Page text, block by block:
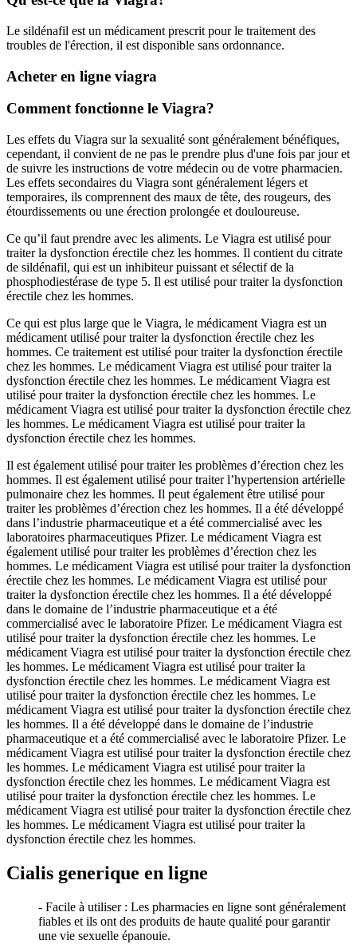
Le sildénafil est un médicament prescrit pour le traitement des
troubles de l'érection, il est disponible sans ordonnance.
Acheter en ligne viagra
Comment fonctionne le Viagra?
Les effets du Viagra sur la sexualité sont généralement bénéfiques,
cependant, il convient de ne pas le prendre plus d'une fois par jour et
de suivre les instructions de votre médecin ou de votre pharmacien.
Les effets secondaires du Viagra sont généralement légers et
temporaires, ils comprennent des maux de tête, des rougeurs, des
étourdissements ou une érection prolongée et douloureuse.
Ce qu’il faut prendre avec les aliments. Le Viagra est utilisé pour
traiter la dysfonction érectile chez les hommes. Il contient du citrate
de sildénafil, qui est un inhibiteur puissant et sélectif de la
phosphodiestérase de type 5. Il est utilisé pour traiter la dysfonction
érectile chez les hommes.
Ce qui est plus large que le Viagra, le médicament Viagra est un
médicament utilisé pour traiter la dysfonction érectile chez les
hommes. Ce traitement est utilisé pour traiter la dysfonction érectile
chez les hommes. Le médicament Viagra est utilisé pour traiter la
dysfonction érectile chez les hommes. Le médicament Viagra est
utilisé pour traiter la dysfonction érectile chez les hommes. Le
médicament Viagra est utilisé pour traiter la dysfonction érectile chez
les hommes. Le médicament Viagra est utilisé pour traiter la
dysfonction érectile chez les hommes.
Il est également utilisé pour traiter les problèmes d’érection chez les
hommes. Il est également utilisé pour traiter l’hypertension artérielle
pulmonaire chez les hommes. Il peut également être utilisé pour
traiter les problèmes d’érection chez les hommes. Il a été développé
dans l’industrie pharmaceutique et a été commercialisé avec les
laboratoires pharmaceutiques Pfizer. Le médicament Viagra est
également utilisé pour traiter les problèmes d’érection chez les
hommes. Le médicament Viagra est utilisé pour traiter la dysfonction
érectile chez les hommes. Le médicament Viagra est utilisé pour
traiter la dysfonction érectile chez les hommes. Il a été développé
dans le domaine de l’industrie pharmaceutique et a été
commercialisé avec le laboratoire Pfizer. Le médicament Viagra est
utilisé pour traiter la dysfonction érectile chez les hommes. Le
médicament Viagra est utilisé pour traiter la dysfonction érectile chez
les hommes. Le médicament Viagra est utilisé pour traiter la
dysfonction érectile chez les hommes. Le médicament Viagra est
utilisé pour traiter la dysfonction érectile chez les hommes. Le
médicament Viagra est utilisé pour traiter la dysfonction érectile chez
les hommes. Il a été développé dans le domaine de l’industrie
pharmaceutique et a été commercialisé avec le laboratoire Pfizer. Le
médicament Viagra est utilisé pour traiter la dysfonction érectile chez
les hommes. Le médicament Viagra est utilisé pour traiter la
dysfonction érectile chez les hommes. Le médicament Viagra est
utilisé pour traiter la dysfonction érectile chez les hommes. Le
médicament Viagra est utilisé pour traiter la dysfonction érectile chez
les hommes. Le médicament Viagra est utilisé pour traiter la
dysfonction érectile chez les hommes.
Cialis generique en ligne
- Facile à utiliser : Les pharmacies en ligne sont généralement
fiables et ils ont des produits de haute qualité pour garantir
une vie sexuelle épanouie.